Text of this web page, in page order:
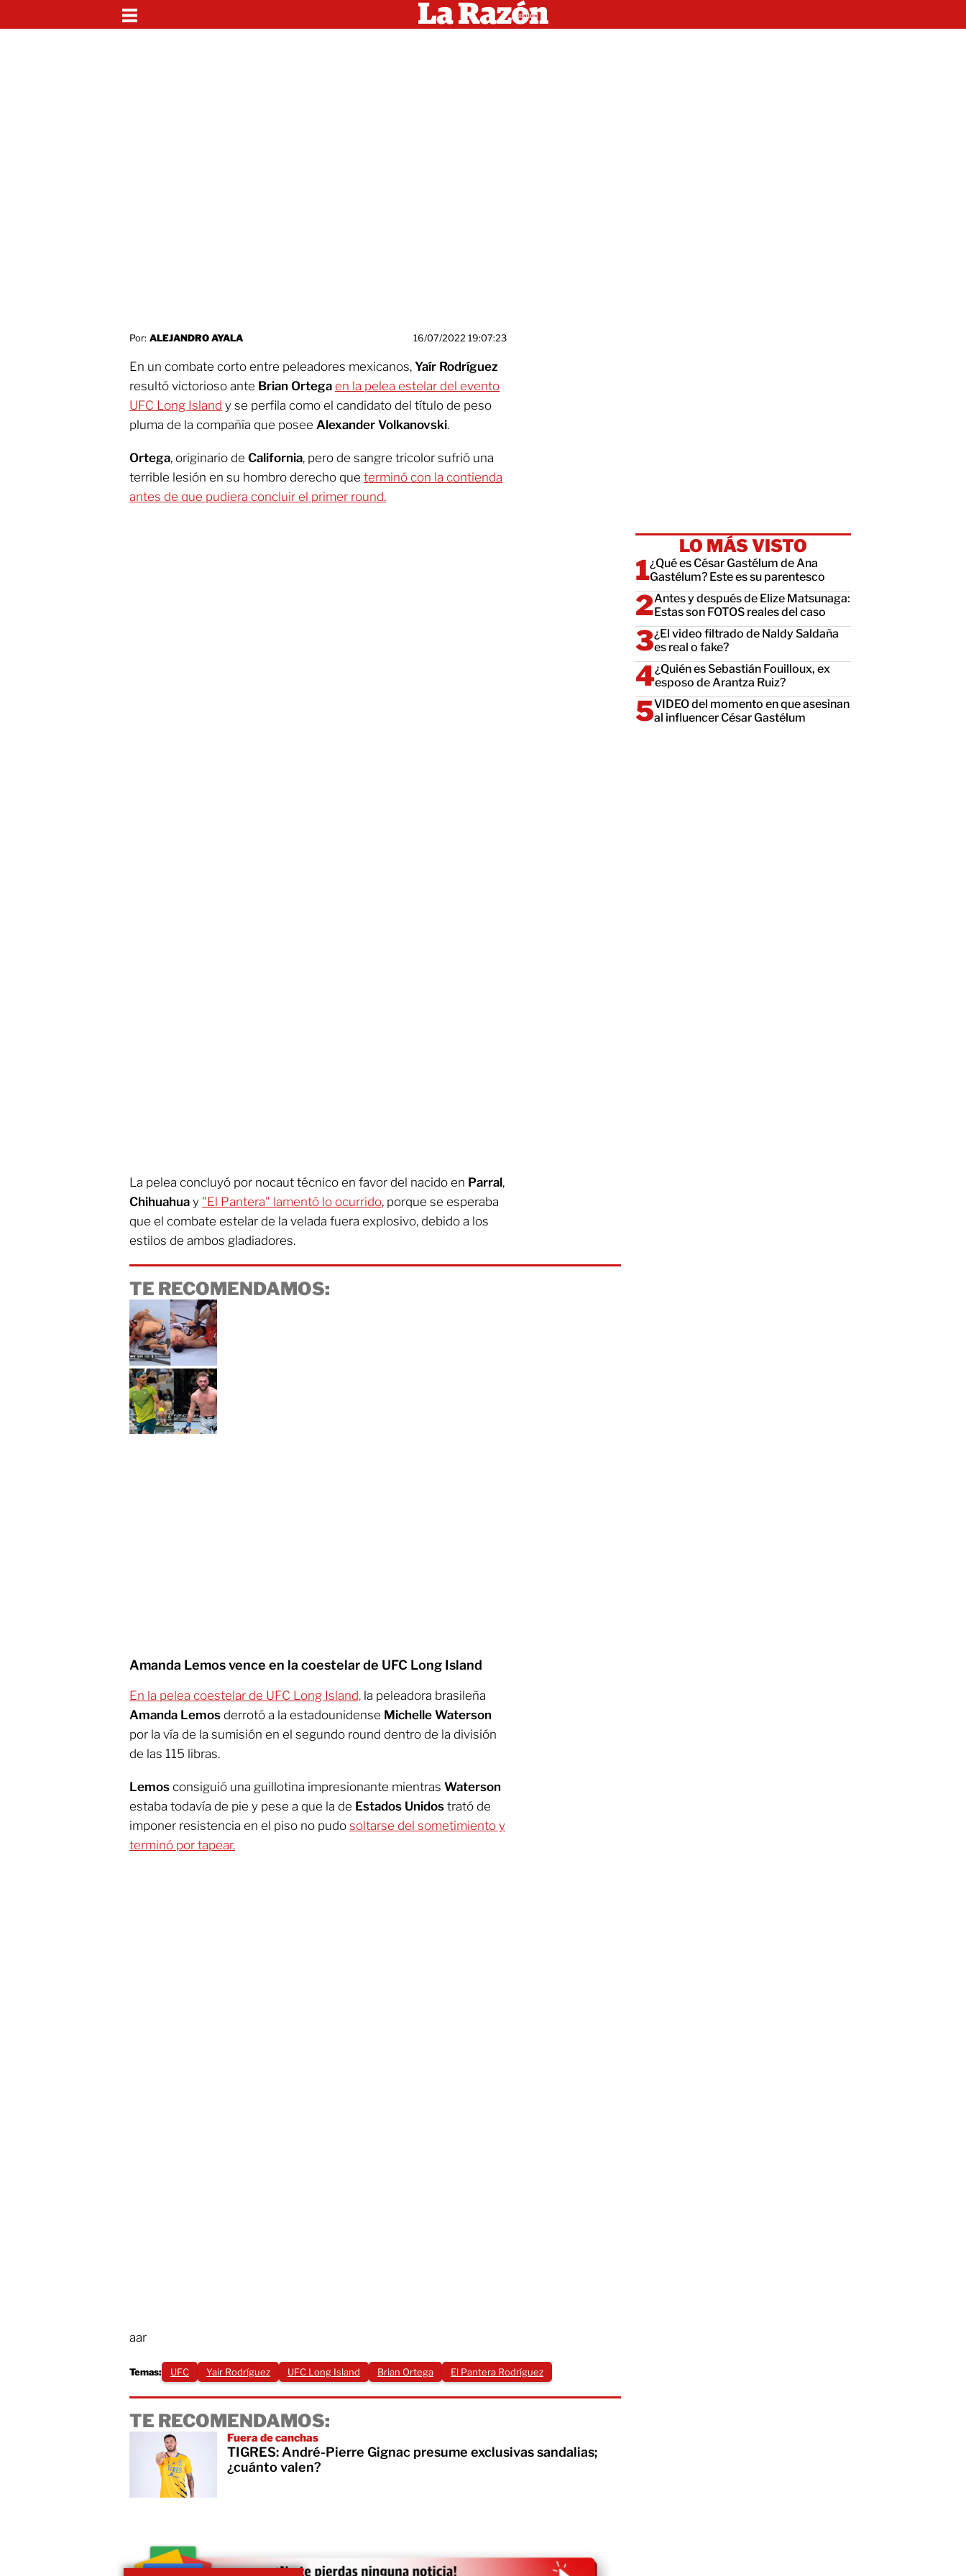
Por: ALEJANDRO AYALA 16/07/2022 19:07:23
En un combate corto entre peleadores mexicanos, Yaír Rodríguez
resultó victorioso ante Brian Ortega en la pelea estelar del evento
UFC Long Island y se perfila como el candidato del título de peso
pluma de la compañía que posee Alexander Volkanovski.
Ortega, originario de California, pero de sangre tricolor sufrió una
terrible lesión en su hombro derecho que terminó con la contienda
antes de que pudiera concluir el primer round.
La pelea concluyó por nocaut técnico en favor del nacido en Parral,
Chihuahua y "El Pantera" lamentó lo ocurrido, porque se esperaba
que el combate estelar de la velada fuera explosivo, debido a los
estilos de ambos gladiadores.
TE RECOMENDAMOS:
Amanda Lemos vence en la coestelar de UFC Long Island
En la pelea coestelar de UFC Long Island, la peleadora brasileña
Amanda Lemos derrotó a la estadounidense Michelle Waterson
por la vía de la sumisión en el segundo round dentro de la división
de las 115 libras.
Lemos consiguió una guillotina impresionante mientras Waterson
estaba todavía de pie y pese a que la de Estados Unidos trató de
imponer resistencia en el piso no pudo soltarse del sometimiento y
terminó por tapear.
aar
Temas: UFC Yair Rodríguez UFC Long Island Brian Ortega El Pantera Rodríguez
TE RECOMENDAMOS:
Fuera de canchas
TIGRES: André-Pierre Gignac presume exclusivas sandalias;
¿cuánto valen?
LO MÁS VISTO
¿Qué es César Gastélum de Ana
Gastélum? Este es su parentesco
Antes y después de Elize Matsunaga:
Estas son FOTOS reales del caso
¿El video filtrado de Naldy Saldaña
es real o fake?
¿Quién es Sebastián Fouilloux, ex
esposo de Arantza Ruiz?
VIDEO del momento en que asesinan
al influencer César Gastélum